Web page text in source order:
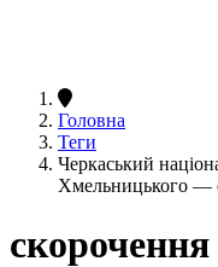
Головна
Теги
Черкаський
Хмельницького —
скорочення